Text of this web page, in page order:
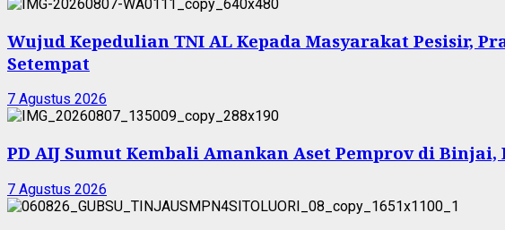
Wujud Kepedulian TNI AL Kepada Masyarakat Pesisir,
Setempat
7 Agustus 2026
PD AIJ Sumut Kembali Amankan Aset Pemprov di
7 Agustus 2026